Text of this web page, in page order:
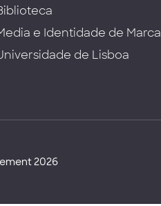
e Identidade de Marca
de Lisboa
2026